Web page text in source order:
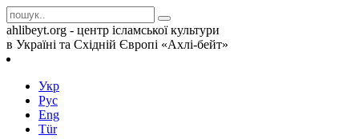
ahlibeyt.org - центр ісламської культури
в Україні та Східній Європі «Ахлі-бейт»
Укр
Рус
Eng
Tür